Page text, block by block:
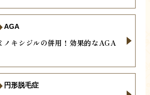
ノキシジルの併用！効果的なAGA
AGA
円形脱毛症